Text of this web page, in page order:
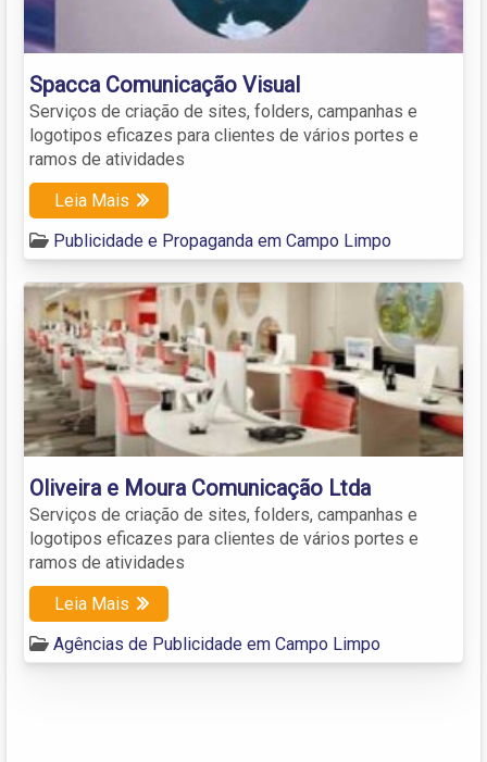
Spacca Comunicação Visual
Serviços de criação de sites, folders, campanhas e
logotipos eficazes para clientes de vários portes e
ramos de atividades
Leia Mais
Publicidade e Propaganda em Campo Limpo
Oliveira e Moura Comunicação Ltda
Serviços de criação de sites, folders, campanhas e
logotipos eficazes para clientes de vários portes e
ramos de atividades
Leia Mais
Agências de Publicidade em Campo Limpo